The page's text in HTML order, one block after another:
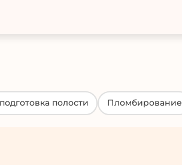
полости Пломбирование